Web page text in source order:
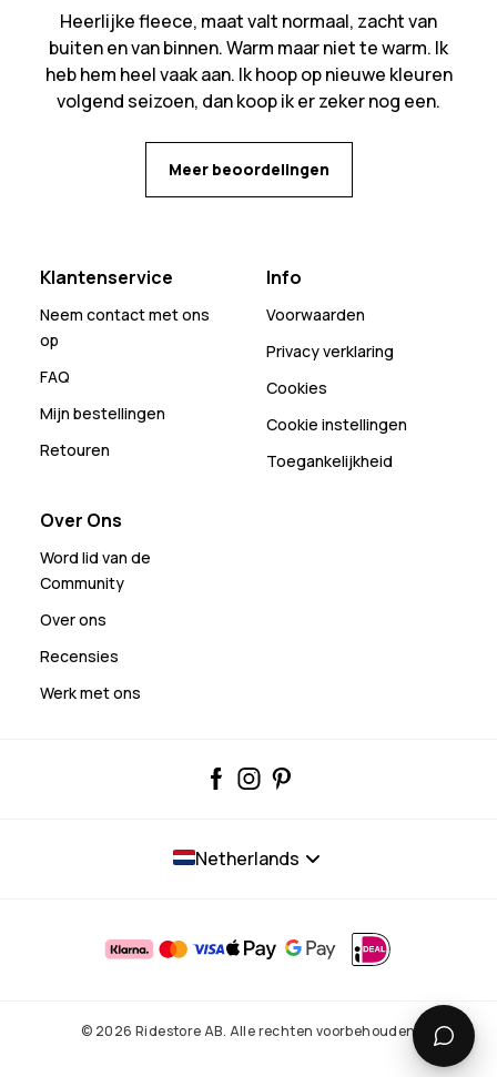
Heerlijke fleece, maat valt normaal, zacht van
buiten en van binnen. Warm maar niet te warm. Ik
heb hem heel vaak aan. Ik hoop op nieuwe kleuren
volgend seizoen, dan koop ik er zeker nog een.
Meer beoordelingen
Klantenservice
Neem contact met ons
op
FAQ
Mijn bestellingen
Retouren
Info
Voorwaarden
Privacy verklaring
Cookies
Cookie instellingen
Toegankelijkheid
Over Ons
Word lid van de
Community
Over ons
Recensies
Werk met ons
Netherlands
© 2026 Ridestore AB. Alle rechten voorbehouden